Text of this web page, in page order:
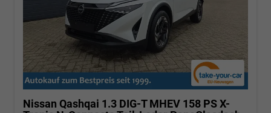
Nissan Qashqai 1.3 DIG-T MHEV 158 PS X-